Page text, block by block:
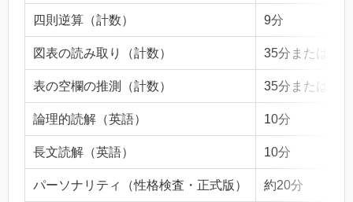
四則逆算（計数） 9分
図表の読み取り（計数） 35分または15
表の空欄の推測（計数） 35分または20
論理的読解（英語） 10分
長文読解（英語） 10分
パーソナリティ（性格検査・正式版） 約20分